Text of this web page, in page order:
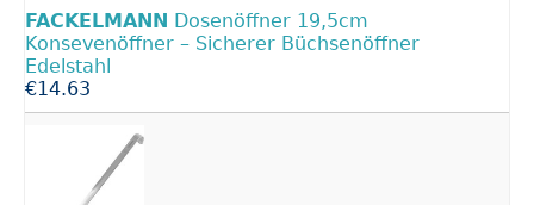
FACKELMANN Dosenöffner 19,5cm
Konsevenöffner – Sicherer Büchsenöffner
Edelstahl
€14.63